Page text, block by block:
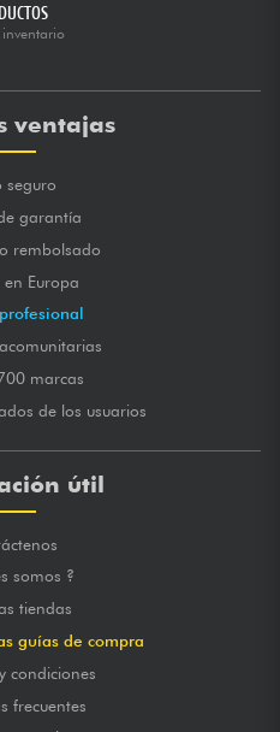
ventajas
seguro
garantía
rembolsado
en Europa
marcas
de los usuarios
útil
somos ?
tiendas
guías de compra
condiciones
frecuentes